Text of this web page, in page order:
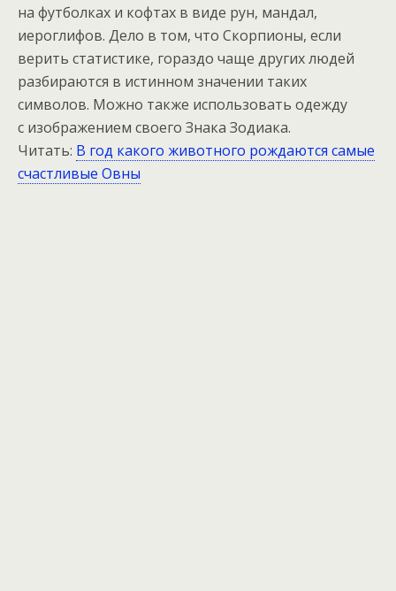
на футболках и кофтах в виде рун, мандал,
иероглифов. Дело в том, что Скорпионы, если
верить статистике, гораздо чаще других людей
разбираются в истинном значении таких
символов. Можно также использовать одежду
с изображением своего Знака Зодиака.
Читать: В год какого животного рождаются самые
счастливые Овны